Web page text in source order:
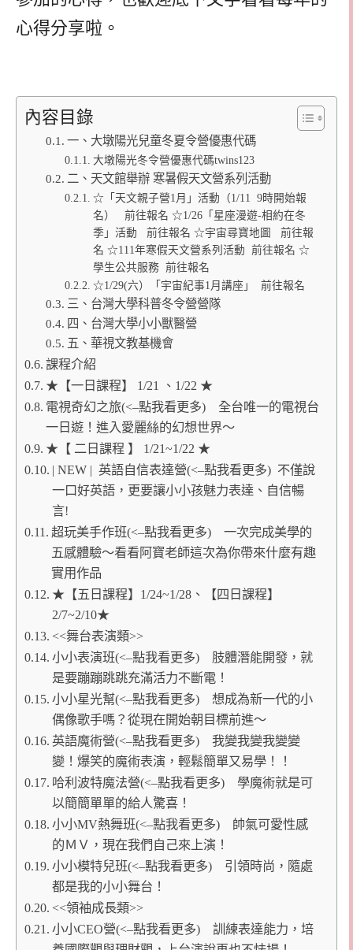
心得分享啦。
內容目錄
一、大墩陽光兒童冬夏令營優惠代碼
大墩陽光冬令營優惠代碼twins123
二、天文館舉辦 寒暑假天文營系列活動
☆「天文親子營1月」活動（1/11 9時開始報
名） 前往報名 ☆1/26「星座漫遊-相約在冬
季」活動 前往報名 ☆宇宙尋寶地圖 前往報
名 ☆111年寒假天文營系列活動 前往報名 ☆
學生公共服務 前往報名
☆1/29(六）「宇宙紀事1月講座」 前往報名
三、台灣大學科普冬令營營隊
四、台灣大學小小獸醫營
五、華視文教基機會
課程介紹
★【一日課程】 1/21 、1/22 ★
電視奇幻之旅(<–點我看更多) 全台唯一的電視台
一日遊！進入愛麗絲的幻想世界～
★【 二日課程 】 1/21~1/22 ★
| NEW | 英語自信表達營(<–點我看更多) 不僅說
一口好英語，更要讓小小孩魅力表達、自信暢
言!
超玩美手作班(<–點我看更多) 一次完成美學的
五感體驗～看看阿寶老師這次為你帶來什麼有趣
實用作品
★【五日課程】1/24~1/28、【四日課程】
2/7~2/10★
<<舞台表演類>>
小小表演班(<–點我看更多) 肢體潛能開發，就
是要蹦蹦跳跳充滿活力不斷電！
小小星光幫(<–點我看更多) 想成為新一代的小
偶像歌手嗎？從現在開始朝目標前進～
英語魔術營(<–點我看更多) 我變我變我變變
變！爆笑的魔術表演，輕鬆簡單又易學！！
哈利波特魔法營(<–點我看更多) 學魔術就是可
以簡簡單單的給人驚喜！
小小MV熱舞班(<–點我看更多) 帥氣可愛性感
的ＭＶ，現在我們自己來上演！
小小模特兒班(<–點我看更多) 引領時尚，隨處
都是我的小小舞台！
<<領袖成長類>>
小小CEO營(<–點我看更多) 訓練表達能力，培